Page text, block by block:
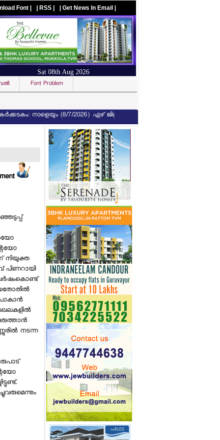
Font | | RSS | | Get News In Email |
Sat 08th Aug 2026
Font Problem
നാളെയും (8/7/2026) ഏഴ് ജില്ലകളില്‍ ഓറഞ്ച് അലര്‍ട്ട്
നിയുക്ത
പിണറായി
നടന്ന
വിസ്മയയുടെ ആദ്യ സിനിമ
കണ്ട ശേഷം സംവിധായകന് 3
ലക്ഷത്തിന്റെ വാച്ച് സമ്മാനിച്ച്
മോഹന്‍ലാലിന്റെ ഭാര്യ
സുചിത്ര
പോണ്‍ സിനിമയിലാണ്
അഭിനയിക്കുന്നതെന്ന്